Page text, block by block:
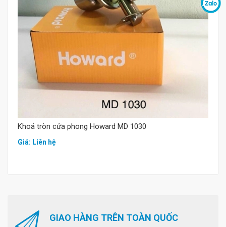
Mua hàng
Khoá tròn cửa phong Howard MD 1030
Giá: Liên hệ
GIAO HÀNG TRÊN TOÀN QUỐC